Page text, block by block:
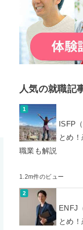
人気の就職記
ISFP
とめ
職業も解説
1.2m件のビュー
ENFJ
とめ